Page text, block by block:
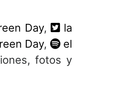
Day,
la
Day,
el
fotos y